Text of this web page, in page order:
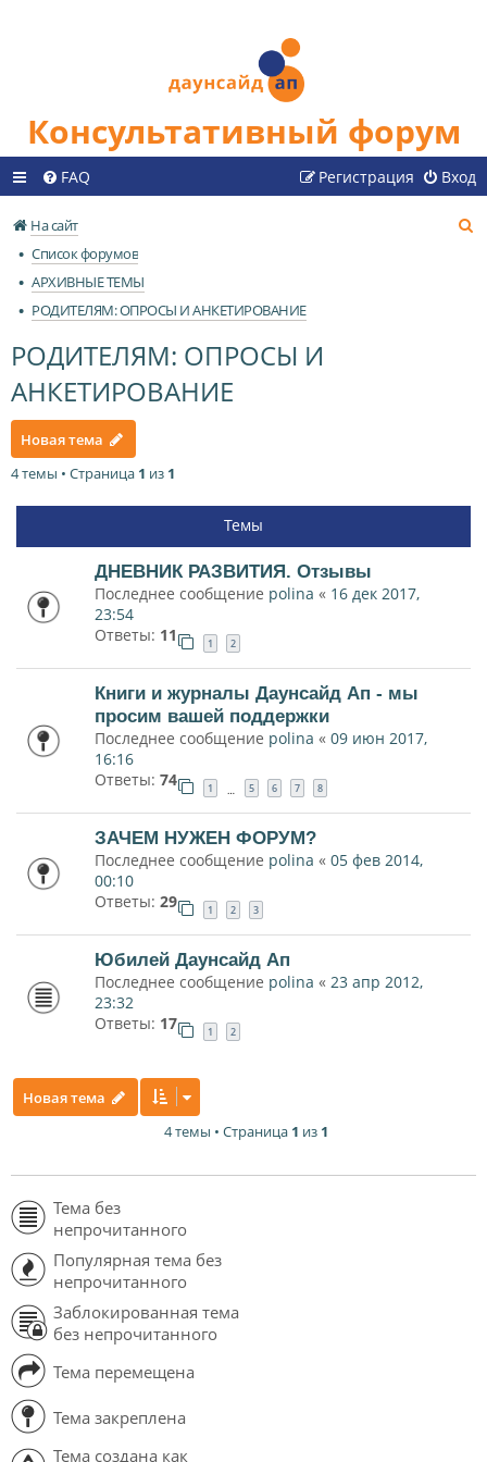
Консультативный форум
FAQ Вход
Регистрация
На сайт
Список форумов
АРХИВНЫЕ ТЕМЫ
РОДИТЕЛЯМ: ОПРОСЫ И АНКЕТИРОВАНИЕ
РОДИТЕЛЯМ: ОПРОСЫ И
АНКЕТИРОВАНИЕ
Новая тема
4 темы • Страница 1 из 1
Темы
ДНЕВНИК РАЗВИТИЯ. Отзывы
Последнее сообщение polina « 16 дек 2017,
23:54
Ответы: 11 1 2
Книги и журналы Даунсайд Ап - мы
просим вашей поддержки
Последнее сообщение polina « 09 июн 2017,
16:16
Ответы: 74 1 … 5 6 7 8
ЗАЧЕМ НУЖЕН ФОРУМ?
Последнее сообщение polina « 05 фев 2014,
00:10
Ответы: 29 1 2 3
Юбилей Даунсайд Ап
Последнее сообщение polina « 23 апр 2012,
23:32
Ответы: 17 1 2
Новая тема
4 темы • Страница 1 из 1
Тема без
непрочитанного
Популярная тема без
непрочитанного
Заблокированная тема
без непрочитанного
Тема перемещена
Тема закреплена
Тема создана как